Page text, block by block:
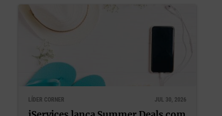
LÍDER CORNER JUL 22, 2026